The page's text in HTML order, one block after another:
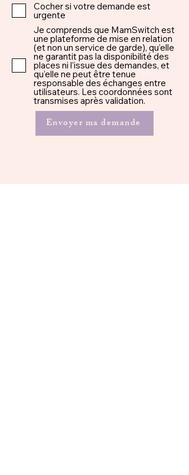
Cocher si votre demande est
urgente
Je comprends que MamSwitch est
une plateforme de mise en relation
(et non un service de garde), qu’elle
ne garantit pas la disponibilité des
places ni l’issue des demandes, et
qu’elle ne peut être tenue
responsable des échanges entre
utilisateurs. Les coordonnées sont
transmises après validation.
Envoyer ma demande